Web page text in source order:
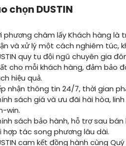
chọn DUSTIN
phương châm lấy Khách hàng là
và xử lý một cách nghiêm túc,
quy tụ đội ngũ chuyên gia
cho mỗi khách hàng, đảm bảo
hiệu quả.
nhận thông tin 24/7, thời gian
sách giá và ưu đãi hài hòa,
win.
sách bảo hành, hỗ trợ sau
hợp tác song phương lâu dài.
cam kết đồng hành cùng